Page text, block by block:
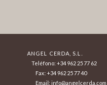
ANGEL CERDA, S.L.
Teléfono: +34 962 25 77 62
Fax: +34 962 25 77 40
Email: info@angelcerda.com